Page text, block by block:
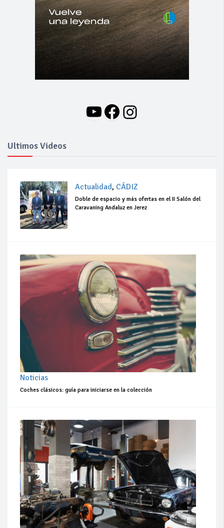
YouTube
Facebook
Instagram
Ultimos Videos
Actualidad, CÁDIZ
Doble de espacio y más ofertas en el II Salón del
Caravaning Andaluz en Jerez
Noticias
Coches clásicos: guía para iniciarse en la colección